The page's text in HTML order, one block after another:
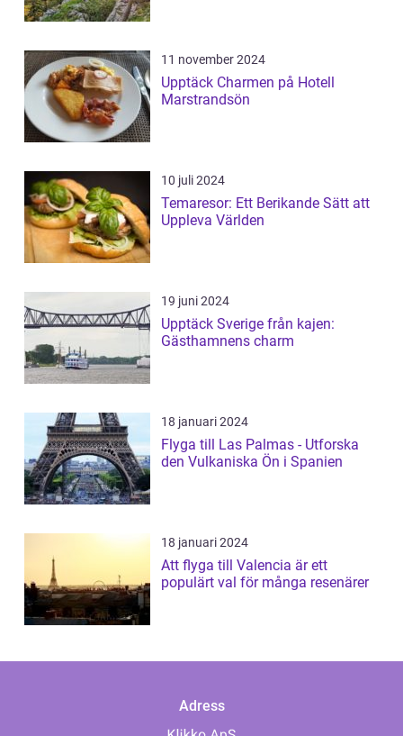
11 november 2024
Upptäck Charmen på Hotell
Marstrandsön
10 juli 2024
Temaresor: Ett Berikande Sätt att
Uppleva Världen
19 juni 2024
Upptäck Sverige från kajen:
Gästhamnens charm
18 januari 2024
Flyga till Las Palmas - Utforska
den Vulkaniska Ön i Spanien
18 januari 2024
Att flyga till Valencia är ett
populärt val för många resenärer
Adress